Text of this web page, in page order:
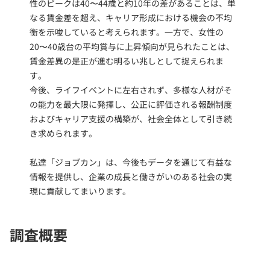
性のピークは40〜44歳と約10年の差があることは、単
なる賃金差を超え、キャリア形成における機会の不均
衡を示唆していると考えられます。一方で、女性の
20〜40歳台の平均賞与に上昇傾向が見られたことは、
賃金差異の是正が進む明るい兆しとして捉えられま
す。
今後、ライフイベントに左右されず、多様な人材がそ
の能力を最大限に発揮し、公正に評価される報酬制度
およびキャリア支援の構築が、社会全体として引き続
き求められます。
私達「ジョブカン」は、今後もデータを通じて有益な
情報を提供し、企業の成長と働きがいのある社会の実
現に貢献してまいります。
調査概要